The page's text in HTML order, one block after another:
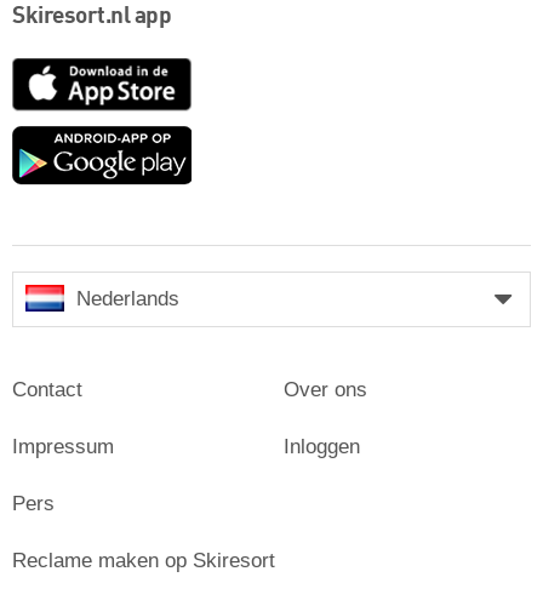
Skiresort.nl app
App
Google
Nederlands
Contact
Impressum
Pers
Over ons
Inloggen
Reclame maken op Skiresort